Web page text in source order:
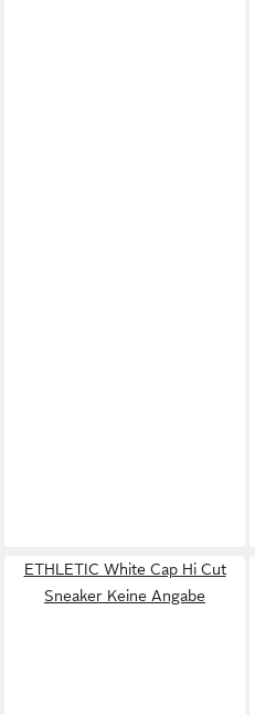
ETHLETIC White Cap Hi Cut
Sneaker Keine Angabe